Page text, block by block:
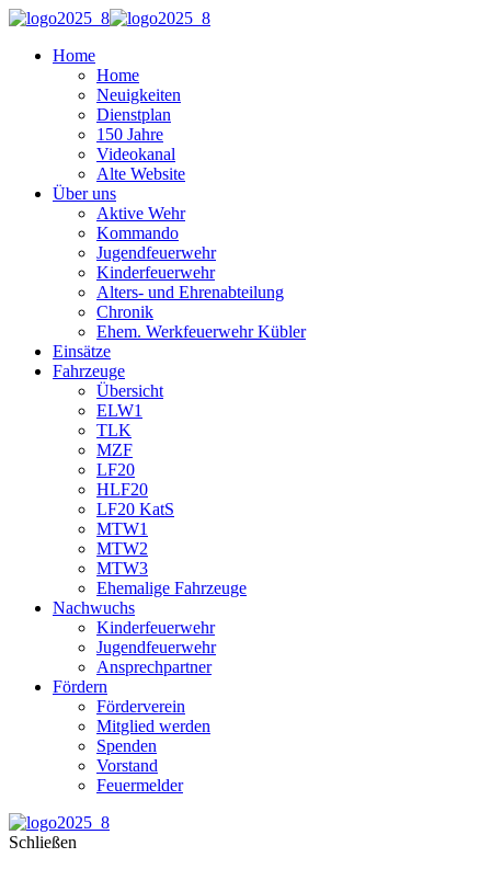
Home
Home
Neuigkeiten
Dienstplan
150 Jahre
Videokanal
Alte Website
Über uns
Aktive Wehr
Kommando
Jugendfeuerwehr
Kinderfeuerwehr
Alters- und Ehrenabteilung
Chronik
Ehem. Werkfeuerwehr Kübler
Einsätze
Fahrzeuge
Übersicht
ELW1
TLK
MZF
LF20
HLF20
LF20 KatS
MTW1
MTW2
MTW3
Ehemalige Fahrzeuge
Nachwuchs
Kinderfeuerwehr
Jugendfeuerwehr
Ansprechpartner
Fördern
Förderverein
Mitglied werden
Spenden
Vorstand
Feuermelder
Schließen